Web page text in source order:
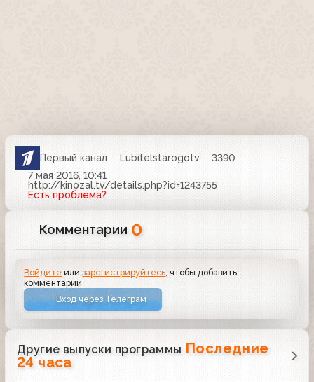
Первый канал Lubitelstarogotv
3390
7 мая 2016, 10:41
http://kinozal.tv/details.php?id=1243755
Есть проблема?
Комментарии 0
Войдите илизарегистрируйтесь , чтобы добавить
комментарий
Вход через Телеграм
Другие выпуски программы Последние
24 часа